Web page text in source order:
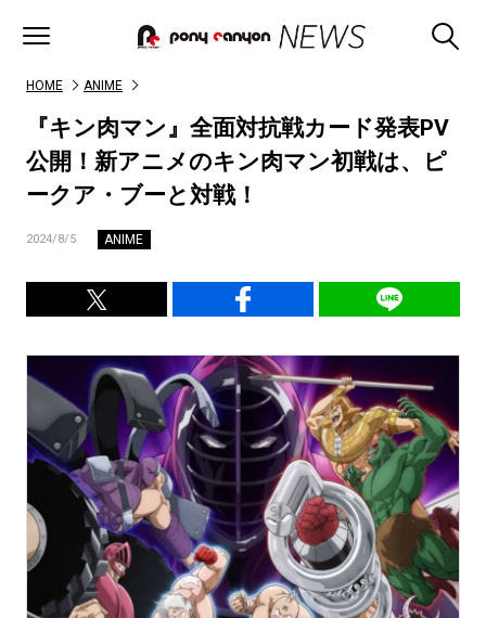
HOME ANIME
『キン肉マン』全面対抗戦カード発表PV
公開！新アニメのキン肉マン初戦は、ピ
ークア・ブーと対戦！
2024/8/5 ANIME